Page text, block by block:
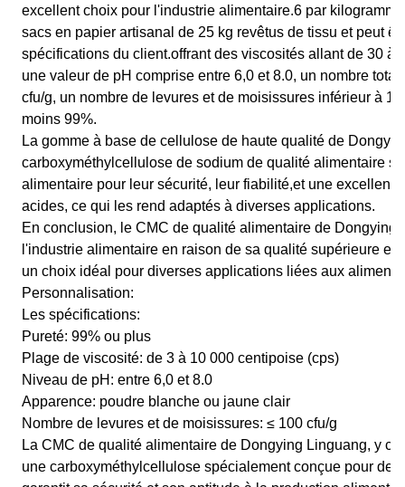
excellent choix pour l'industrie alimentaire.6 par
sacs en papier artisanal de 25 kg revêtus de tissu et peut
spécifications du client.offrant des viscosités allant de 30 à
une valeur de pH comprise entre 6,0 et 8.0, un nombre
cfu/g, un nombre de levures et de moisissures inférieur à
moins 99%.
La gomme à base de cellulose de haute qualité de
carboxyméthylcellulose de sodium de qualité alimentaire
alimentaire pour leur sécurité, leur fiabilité,et une
acides, ce qui les rend adaptés à diverses applications.
En conclusion, le CMC de qualité alimentaire de Dongying
l'industrie alimentaire en raison de sa qualité supérieure et
un choix idéal pour diverses applications liées aux aliments.
Personnalisation:
Les spécifications:
Pureté: 99% ou plus
Plage de viscosité: de 3 à 10 000 centipoise (cps)
Niveau de pH: entre 6,0 et 8.0
Apparence: poudre blanche ou jaune clair
Nombre de levures et de moisissures: ≤ 100 cfu/g
La CMC de qualité alimentaire de Dongying Linguang, y
une carboxyméthylcellulose spécialement conçue pour